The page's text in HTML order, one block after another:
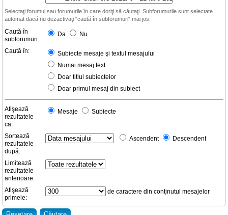
Selectaţi forumul sau forumurile în care doriţi să căutaţi. Subforumurile sunt selectate
automat dacă nu dezactivaţi “caută în subforumuri“ mai jos.
Caută în
subforumuri:
Da Nu
Caută în:
Subiecte mesaje şi textul mesajului
Numai mesaj text
Doar titlul subiectelor
Doar primul mesaj din subiect
Afişează
rezultatele
ca:
Mesaje Subiecte
Sortează
rezultatele
după:
Ascendent Descendent
Limitează
rezultatele
anterioare:
Afişează
primele:
de caractere din conţinutul mesajelor